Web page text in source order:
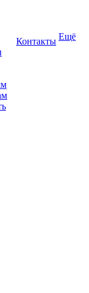
Контакты Ещё